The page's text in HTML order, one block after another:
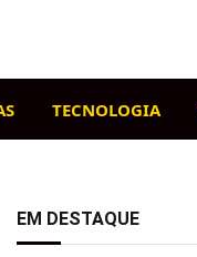
TECNOLOGIA
EM DESTAQUE